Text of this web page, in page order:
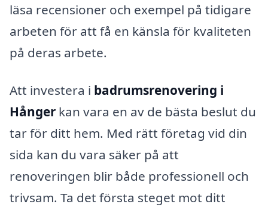
läsa recensioner och exempel på tidigare
arbeten för att få en känsla för kvaliteten
på deras arbete.
Att investera i badrumsrenovering i
Hånger kan vara en av de bästa beslut du
tar för ditt hem. Med rätt företag vid din
sida kan du vara säker på att
renoveringen blir både professionell och
trivsam. Ta det första steget mot ditt